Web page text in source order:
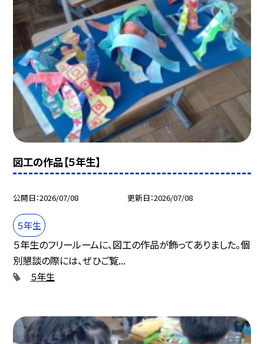
図工の作品【５年生】
公開日 2026/07/08 更新日 2026/07/08
５年生
５年生のフリールームに、図工の作品が飾ってありました。個
別懇談の際には、ぜひご覧...
５年生